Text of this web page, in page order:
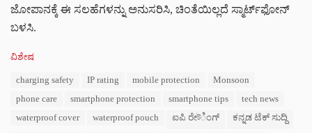
ಜೋಪಾನಕ್ಕೆ ಈ ಸಲಹೆಗಳನ್ನು ಅನುಸರಿಸಿ, ಚಿಂತೆಯಿಲ್ಲದೆ ಸ್ಮಾರ್ಟ್‌ಫೋನ್
ಬಳಸಿ.
C
ವಿಶೇಷ
charging safety IP rating mobile protection
Monsoon
phone care
smartphone protection smartphone tips
tech news
waterproof cover
waterproof pouch ಐಪಿ ರೇটಿಂಗ್ ಕನ್ನಡ ಟೆಕ್ ಸುದ್ದಿ